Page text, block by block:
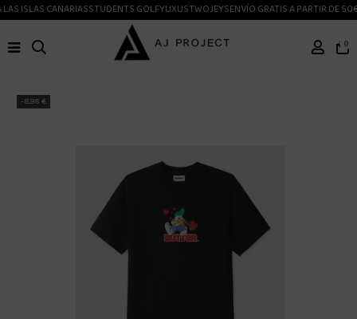
ISLAS CANARIASSTUDENTS GOLFYUXUSTWOJEYSENVÍO GRATIS A PARTIR DE 50€
0
-8,98 €